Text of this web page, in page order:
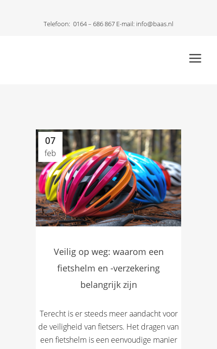
Telefoon: 0164 – 686 867 E-mail: info@baas.nl
07
feb
Veilig op weg: waarom een
fietshelm en -verzekering
belangrijk zijn
Terecht is er steeds meer aandacht voor
de veiligheid van fietsers. Het dragen van
een fietshelm is een eenvoudige manier